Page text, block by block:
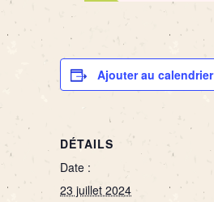
Ajouter au calendrier
DÉTAILS
Date :
23 juillet 2024